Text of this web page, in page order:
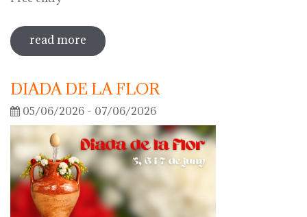
read more sobre guided tour of the exhibition
'what's left of me'
DIADA DE LA FLOR
05/06/2026 - 07/06/2026